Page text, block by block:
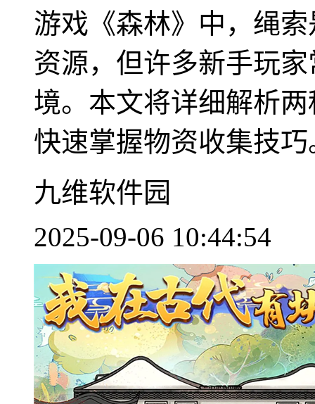
游戏《森林》中，绳
资源，但许多新手玩
境。本文将详细解析
快速掌握物资收集技巧
九维软件园
2025-09-06 10:44:54